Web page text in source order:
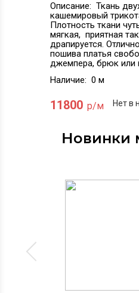
Описание: Ткань
кашемировый
Плотность ткани
мягкая, приятная
драпируется.
пошива платья
джемпера, брюк или
Наличие: 0 м
11800 р/м Нет в
Новинки